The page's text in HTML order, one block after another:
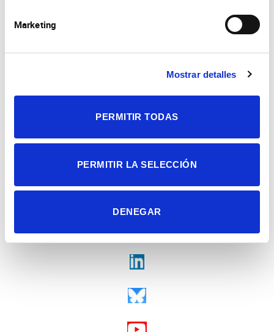
Marketing
Mostrar detalles
PERMITIR TODAS
PERMITIR LA SELECCIÓN
DENEGAR
Campus de San Juan | Sant Joan d’Alacant